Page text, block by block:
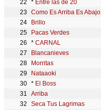
* Entre las de 20
Como Es Arriba Es Abajo
Brillo
Pacas Verdes
* CARNAL
Blancanieves
Morritas
Nataaoki
* El Boss
Arriba
Seca Tus Lagrimas